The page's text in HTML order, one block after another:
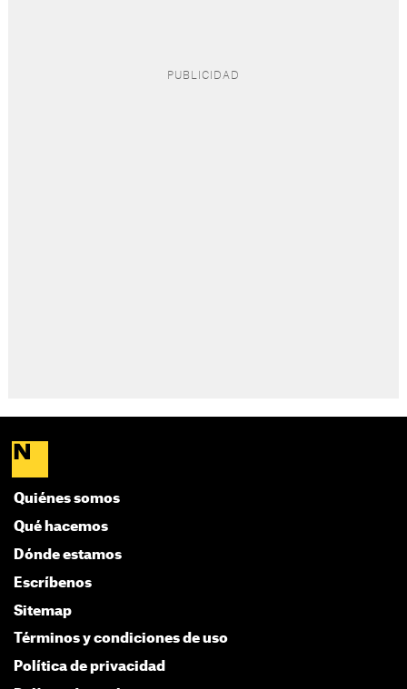
Quiénes somos
Qué hacemos
Dónde estamos
Escríbenos
Sitemap
Términos y condiciones de uso
Política de privacidad